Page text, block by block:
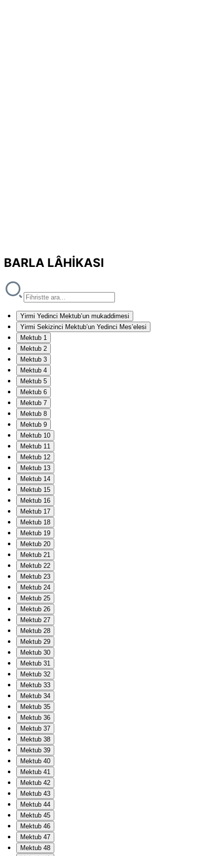
BARLA LÂHİKASI
Yirmi Yedinci Mektub’un mukaddimesi
Yirmi Sekizinci Mektub’un Yedinci Mes’elesi
Mektub 1
Mektub 2
Mektub 3
Mektub 4
Mektub 5
Mektub 6
Mektub 7
Mektub 8
Mektub 9
Mektub 10
Mektub 11
Mektub 12
Mektub 13
Mektub 14
Mektub 15
Mektub 16
Mektub 17
Mektub 18
Mektub 19
Mektub 20
Mektub 21
Mektub 22
Mektub 23
Mektub 24
Mektub 25
Mektub 26
Mektub 27
Mektub 28
Mektub 29
Mektub 30
Mektub 31
Mektub 32
Mektub 33
Mektub 34
Mektub 35
Mektub 36
Mektub 37
Mektub 38
Mektub 39
Mektub 40
Mektub 41
Mektub 42
Mektub 43
Mektub 44
Mektub 45
Mektub 46
Mektub 47
Mektub 48